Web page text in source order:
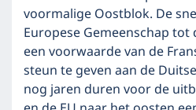
voormalige Oostblok. De
Europese Gemeenschap tot
een voorwaarde van de
steun te geven aan de
nog jaren duren voor de